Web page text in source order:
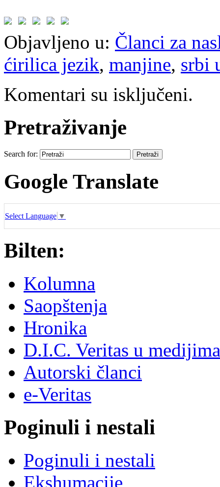
Objavljeno u: Članci za
ćirilica jezik, manjine, srbi
Komentari su isključeni.
Pretraživanje
Search for:
Google Translate
Select Language ▼
Bilten:
Kolumna
Saopštenja
Hronika
D.I.C. Veritas u medijima
Autorski članci
e-Veritas
Poginuli i nestali
Poginuli i nestali
Ekshumacije